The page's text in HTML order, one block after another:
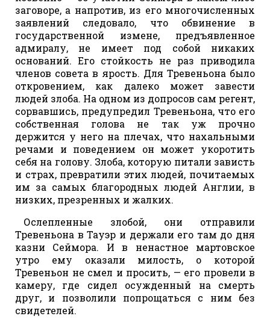
заговоре, а напротив, из его многочисленных
заявлений следовало, что обвинение в
государственной измене, предъявленное
адмиралу, не имеет под собой никаких
оснований. Его стойкость не раз приводила
членов совета в ярость. Для Тревеньона было
откровением, как далеко может завести
людей злоба. На одном из допросов сам регент,
сорвавшись, предупредил Тревеньона, что его
собственная голова не так уж прочно
держится у него на плечах, что нахальными
речами и поведением он может укоротить
себя на голову. Злоба, которую питали зависть
и страх, превратили этих людей, почитаемых
им за самых благородных людей Англии, в
низких, презренных и жалких.
Ослепленные злобой, они отправили
Тревеньона в Тауэр и держали его там до дня
казни Сеймора. И в ненастное мартовское
утро ему оказали милость, о которой
Тревеньон не смел и просить, — его провели в
камеру, где сидел осужденный на смерть
друг, и позволили попрощаться с ним без
свидетелей.